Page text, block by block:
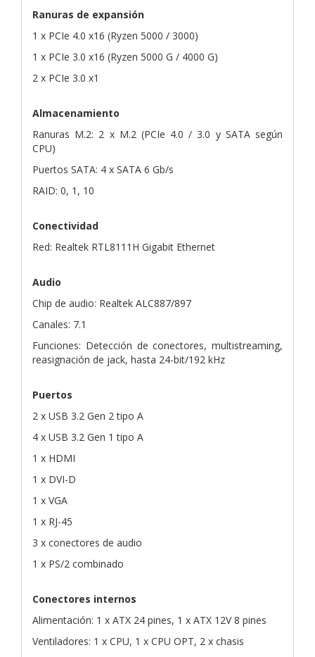
Ranuras de expansión
1 x PCIe 4.0 x16 (Ryzen 5000 / 3000)
1 x PCIe 3.0 x16 (Ryzen 5000 G / 4000 G)
2 x PCIe 3.0 x1
Almacenamiento
Ranuras M.2: 2 x M.2 (PCIe 4.0 / 3.0 y SATA según
CPU)
Puertos SATA: 4 x SATA 6 Gb/s
RAID: 0, 1, 10
Conectividad
Red: Realtek RTL8111H Gigabit Ethernet
Audio
Chip de audio: Realtek ALC887/897
Canales: 7.1
Funciones: Detección de conectores, multistreaming,
reasignación de jack, hasta 24-bit/192 kHz
Puertos
2 x USB 3.2 Gen 2 tipo A
4 x USB 3.2 Gen 1 tipo A
1 x HDMI
1 x DVI-D
1 x VGA
1 x RJ-45
3 x conectores de audio
1 x PS/2 combinado
Conectores internos
Alimentación: 1 x ATX 24 pines, 1 x ATX 12V 8 pines
Ventiladores: 1 x CPU, 1 x CPU OPT, 2 x chasis